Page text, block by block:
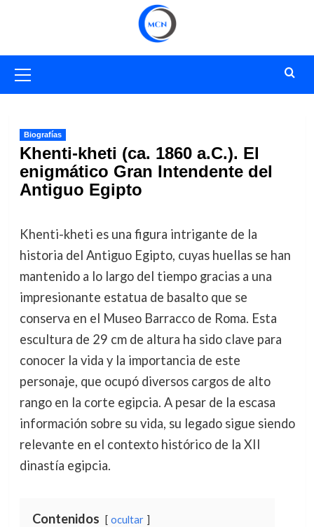
primario
Biografías
Khenti-kheti (ca. 1860 a.C.). El
enigmático Gran Intendente del
Antiguo Egipto
Khenti-kheti es una figura intrigante de la
historia del Antiguo Egipto, cuyas huellas se han
mantenido a lo largo del tiempo gracias a una
impresionante estatua de basalto que se
conserva en el Museo Barracco de Roma. Esta
escultura de 29 cm de altura ha sido clave para
conocer la vida y la importancia de este
personaje, que ocupó diversos cargos de alto
rango en la corte egipcia. A pesar de la escasa
información sobre su vida, su legado sigue siendo
relevante en el contexto histórico de la XII
dinastía egipcia.
Contenidos ocultar